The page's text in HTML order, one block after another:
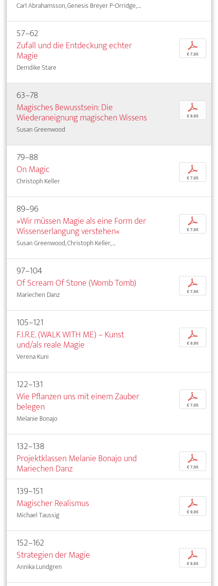
Carl Abrahamsson, Genesis Breyer P-Orridge, ...
57–62
Zufall und die Entdeckung echter
Magie
Demdike Stare
p
€ 7,95
63–78
Magisches Bewusstsein: Die
Wiederaneignung magischen Wissens
Susan Greenwood
p
€ 9,95
79–88
On Magic
Christoph Keller
p
€ 7,95
89–96
»Wir müssen Magie als eine Form der
Wissenserlangung verstehen«
Susan Greenwood, Christoph Keller, ...
p
€ 7,95
97–104
Of Scream Of Stone (Womb Tomb)
Mariechen Danz
p
€ 7,95
105–121
F.I.R.E. (WALK WITH ME) – Kunst
und/als reale Magie
Verena Kuni
p
€ 9,95
122–131
Wie Pflanzen uns mit einem Zauber
belegen
Melanie Bonajo
p
€ 7,95
132–138
Projektklassen Melanie Bonajo und
Mariechen Danz
p
€ 7,95
139–151
Magischer Realismus
Michael Taussig
p
€ 9,95
152–162
Strategien der Magie
Annika Lundgren
p
€ 9,95